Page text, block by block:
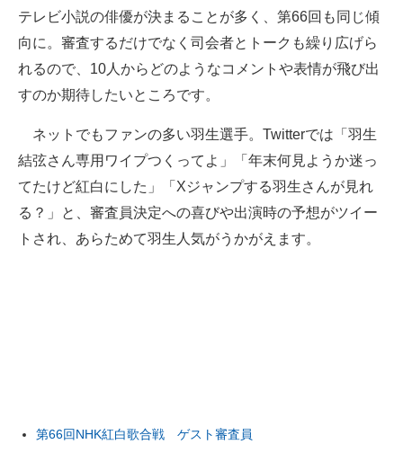
テレビ小説の俳優が決まることが多く、第66回も同じ傾
向に。審査するだけでなく司会者とトークも繰り広げら
れるので、10人からどのようなコメントや表情が飛び出
すのか期待したいところです。
ネットでもファンの多い羽生選手。Twitterでは「羽生
結弦さん専用ワイプつくってよ」「年末何見ようか迷っ
てたけど紅白にした」「Xジャンプする羽生さんが見れ
る？」と、審査員決定への喜びや出演時の予想がツイー
トされ、あらためて羽生人気がうかがえます。
第66回NHK紅白歌合戦 ゲスト審査員